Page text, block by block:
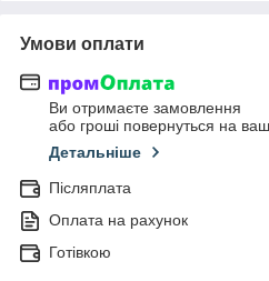
Умови оплати
Ви отримаєте замовлення
або гроші повернуться на
Детальніше
Післяплата
Оплата на рахунок
Готівкою